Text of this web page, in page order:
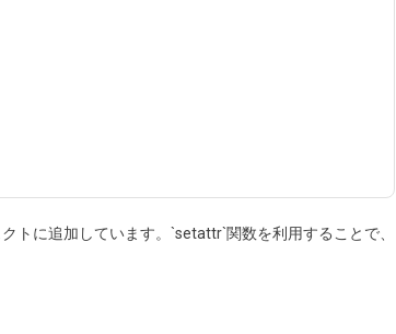
トに追加しています。`setattr`関数を利用することで、